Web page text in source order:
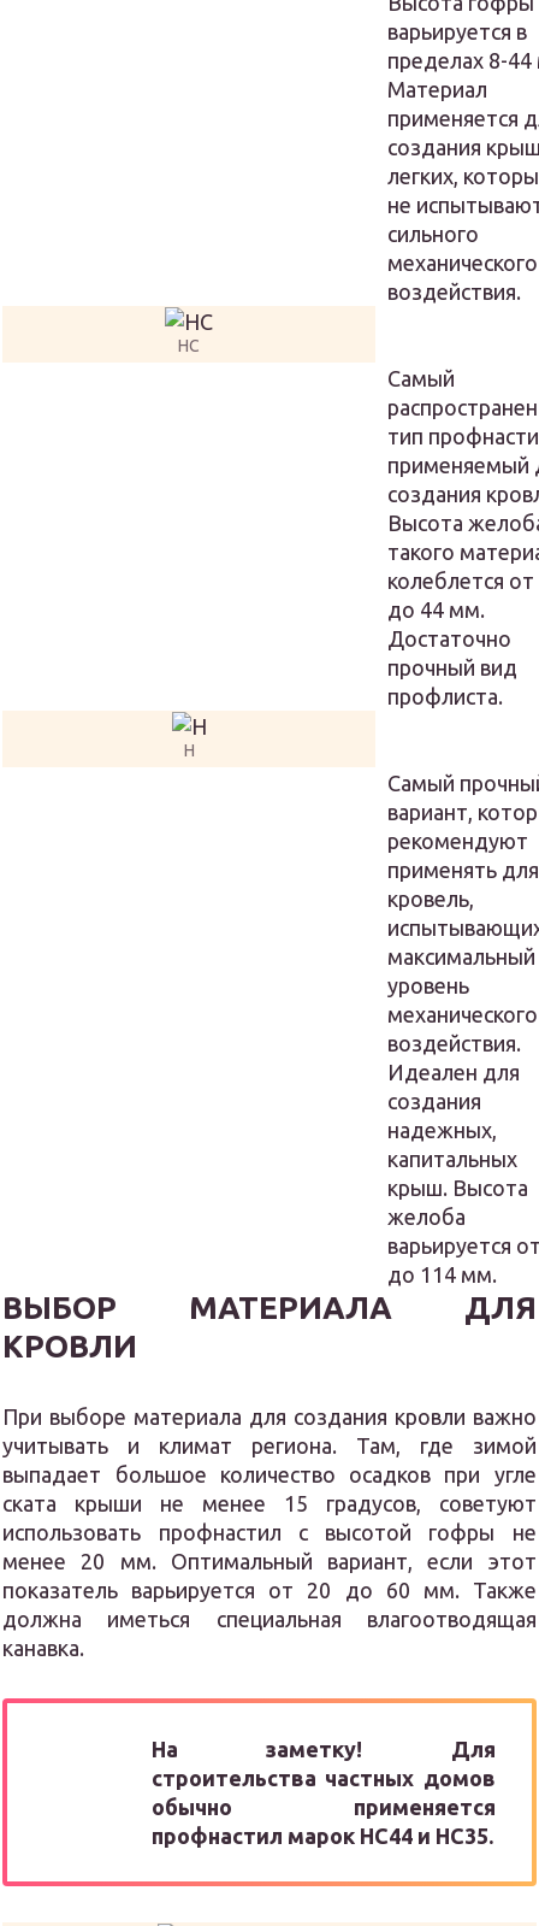
варьируется в
пределах 8-
Материал
применяется
создания
легких,
не
сильного
механического
воздействия.
НС
Самый
тип
применяемый
создания
Высота
такого
колеблется от
до 44 мм.
Достаточно
прочный вид
профлиста.
Н
Самый
вариант,
рекомендуют
применять для
кровель,
максимальный
уровень
механического
воздействия.
Идеален для
создания
надежных,
капитальных
крыш. Высота
желоба
варьируется
до 114 мм.
ВЫБОР МАТЕРИАЛА ДЛЯ
КРОВЛИ
При выборе материала для создания кровли важно
учитывать и климат региона. Там, где зимой
выпадает большое количество осадков при угле
ската крыши не менее 15 градусов, советуют
использовать профнастил с высотой гофры не
менее 20 мм. Оптимальный вариант, если этот
показатель варьируется от 20 до 60 мм. Также
должна иметься специальная влагоотводящая
канавка.
На заметку! Для
строительства частных домов
обычно применяется
профнастил марок НС44 и НС35.